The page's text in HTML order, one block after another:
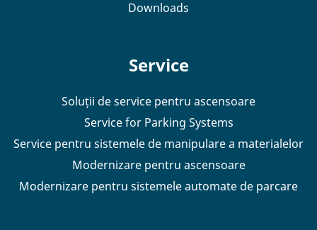
Downloads
Service
Soluții de service pentru ascensoare
Service for Parking Systems
Service pentru sistemele de manipulare a materialelor
Modernizare pentru ascensoare
Modernizare pentru sistemele automate de parcare